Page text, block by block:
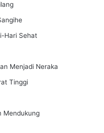
Hari Sehat
Menjadi Neraka
Tinggi
Mendukung